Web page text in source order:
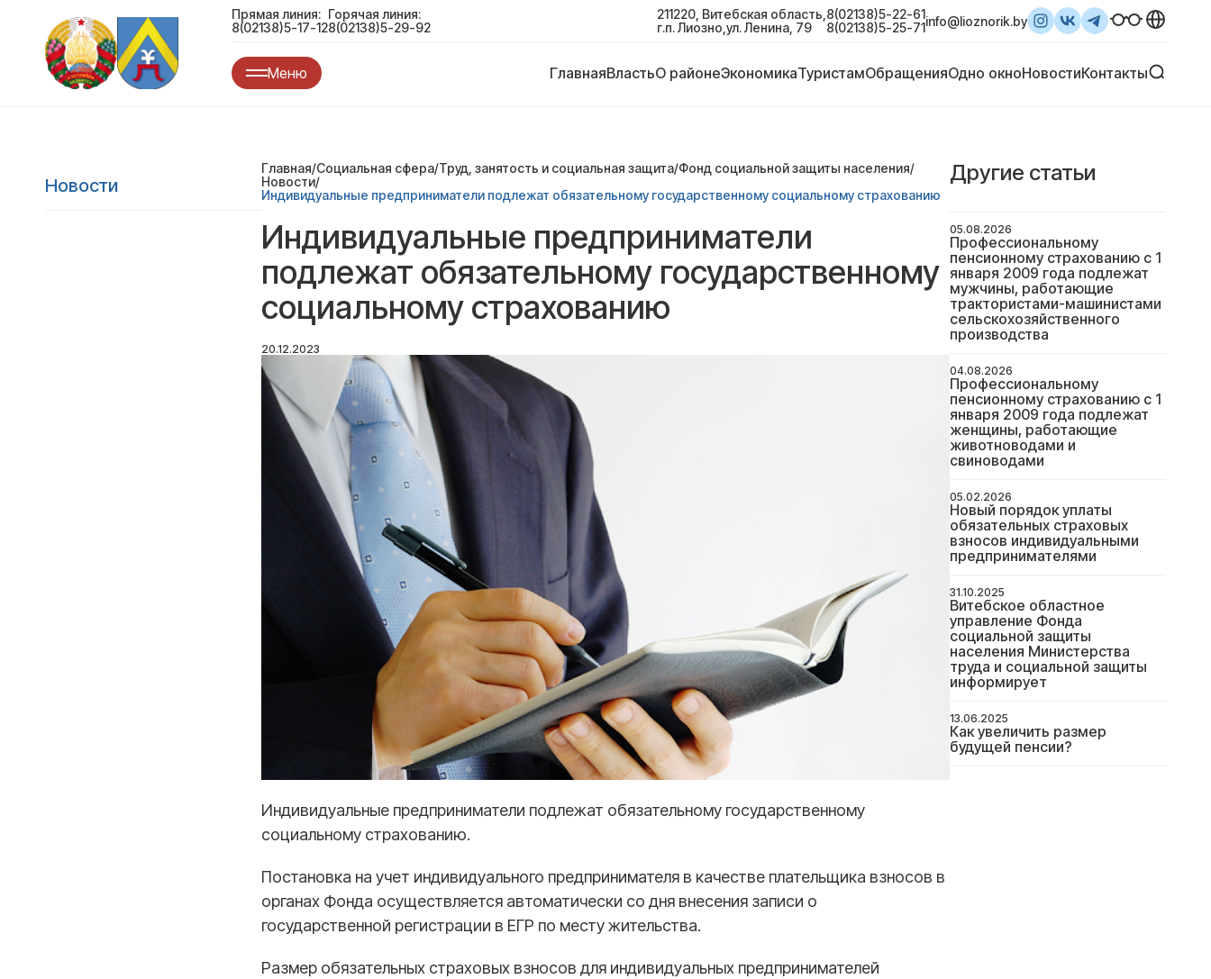
Прямая линия:
8(02138)5-17-12
Горячая линия:
8(02138)5-29-92
211220, Витебская область,
г.п. Лиозно,ул. Ленина, 79
8(02138)5-22-61
8(02138)5-25-71info@lioznorik.by
Меню ГлавнаяВластьО районеЭкономикаТуристамОбращенияОдно окноНовостиКонтакты
Новости
Главная/Социальная сфера/Труд, занятость и социальная защита/Фонд социальной защиты населения/
Новости/
Индивидуальные предприниматели подлежат обязательному государственному социальному страхованию
Индивидуальные предприниматели
подлежат обязательному государственному
социальному страхованию
20.12.2023
Индивидуальные предприниматели подлежат обязательному государственному
социальному страхованию.
Постановка на учет индивидуального предпринимателя в качестве плательщика взносов в
органах Фонда осуществляется автоматически со дня внесения записи о
государственной регистрации в ЕГР по месту жительства.
Размер обязательных страховых взносов для индивидуальных предпринимателей
Другие статьи
05.08.2026
Профессиональному
пенсионному страхованию с 1
января 2009 года подлежат
мужчины, работающие
трактористами-машинистами
сельскохозяйственного
производства
04.08.2026
Профессиональному
пенсионному страхованию с 1
января 2009 года подлежат
женщины, работающие
животноводами и
свиноводами
05.02.2026
Новый порядок уплаты
обязательных страховых
взносов индивидуальными
предпринимателями
31.10.2025
Витебское областное
управление Фонда
социальной защиты
населения Министерства
труда и социальной защиты
информирует
13.06.2025
Как увеличить размер
будущей пенсии?